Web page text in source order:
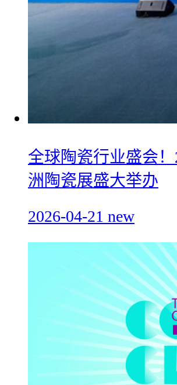
全球陶瓷行业盛会
洲陶瓷展盛大举办
2026-04-21 new